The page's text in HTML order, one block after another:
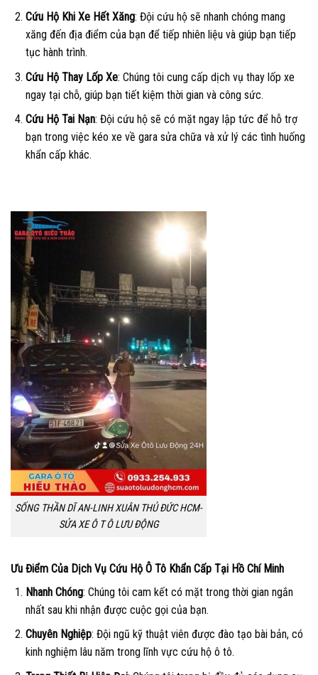
Cứu Hộ Khi Xe Hết Xăng: Đội cứu hộ sẽ nhanh chóng mang
xăng đến địa điểm của bạn để tiếp nhiên liệu và giúp bạn tiếp
tục hành trình.
Cứu Hộ Thay Lốp Xe: Chúng tôi cung cấp dịch vụ thay lốp xe
ngay tại chỗ, giúp bạn tiết kiệm thời gian và công sức.
Cứu Hộ Tai Nạn: Đội cứu hộ sẽ có mặt ngay lập tức để hỗ trợ
bạn trong việc kéo xe về gara sửa chữa và xử lý các tình huống
khẩn cấp khác.
SỐNG THẦN DĨ AN-LINH XUÂN THỦ ĐỨC HCM-
SỬA XE Ô T Ô LƯU ĐỘNG
Ưu Điểm Của Dịch Vụ Cứu Hộ Ô Tô Khẩn Cấp Tại Hồ Chí Minh
Nhanh Chóng: Chúng tôi cam kết có mặt trong thời gian ngắn
nhất sau khi nhận được cuộc gọi của bạn.
Chuyên Nghiệp: Đội ngũ kỹ thuật viên được đào tạo bài bản, có
kinh nghiệm lâu năm trong lĩnh vực cứu hộ ô tô.